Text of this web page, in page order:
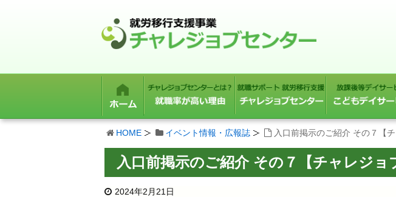
HOME イベント情報・広報誌 入口前掲示のご紹介 その７【
入口前掲示のご紹介 その７【チャレジョ
2024年2月21日